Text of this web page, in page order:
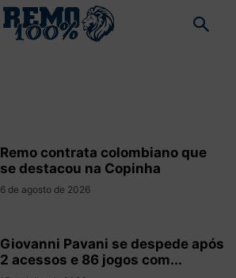
Remo contrata colombiano que
se destacou na Copinha
6 de agosto de 2026
Giovanni Pavani se despede após
2 acessos e 86 jogos com...